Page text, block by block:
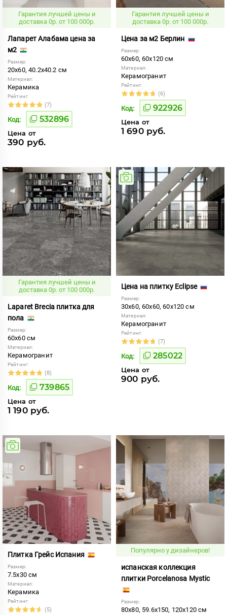
Гарантия лучшей цены и
доставка 0р. от 100 000р.
Лапарет Алабама цена за
м2
Размер:
20x60, 40.2x40.2 см
Материал:
Керамика
Рейтинг:
(7)
Код: 532896
Цена от
390 руб.
Гарантия лучшей цены и
доставка 0р. от 100 000р.
Цена за м2 Берлин
Размер:
60x60, 60x120 см
Материал:
Керамогранит
Рейтинг:
(6)
Код: 922926
Цена от
1 690 руб.
Гарантия лучшей цены и
доставка 0р. от 100 000р.
Laparet Brecia плитка для
пола
Размер:
60x60 см
Материал:
Керамогранит
Рейтинг:
(8)
Код: 739865
Цена от
1 190 руб.
Цена на плитку Eclipse
Размер:
30x60, 60x60, 60x120 см
Материал:
Керамогранит
Рейтинг:
(7)
Код: 285022
Цена от
900 руб.
Плитка Грейс Испания
Размер:
7.5x30 см
Материал:
Керамика
Рейтинг:
(5)
Популярно у дизайнеров!
испанская коллекция
плитки Porcelanosa Mystic
Размер:
80x80, 59.6x150, 120x120 см